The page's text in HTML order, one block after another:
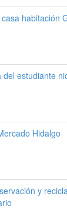
habitación
estudiante
Hidalgo
y